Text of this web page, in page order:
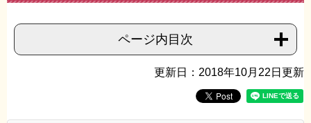
ページ内目次
更新日：2018年10月22日更新